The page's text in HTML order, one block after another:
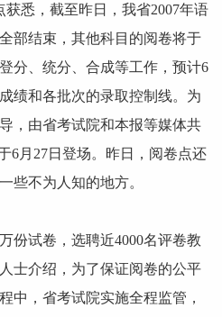
悉，截至昨日，我省2007年语
部结束，其他科目的阅卷将于
分、统分、合成等工作，预计6
绩和各批次的录取控制线。为
，由省考试院和本报等媒体共
6月27日登场。昨日，阅卷点还
些不为人知的地方。
份试卷，选聘近4000名评卷教
士介绍，为了保证阅卷的公平
中，省考试院实施全程监管，